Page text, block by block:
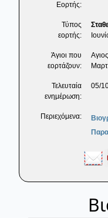
Εορτής:
Τύπος
εορτής:
Άγιοι που
εορτάζουν:
Τελευταία
ενημέρωση:
05/
Περιεχόμενα: